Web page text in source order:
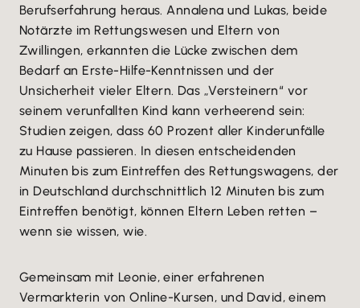
Berufserfahrung heraus. Annalena und Lukas, beide
Notärzte im Rettungswesen und Eltern von
Zwillingen, erkannten die Lücke zwischen dem
Bedarf an Erste-Hilfe-Kenntnissen und der
Unsicherheit vieler Eltern. Das „Versteinern“ vor
seinem verunfallten Kind kann verheerend sein:
Studien zeigen, dass 60 Prozent aller Kinderunfälle
zu Hause passieren. In diesen entscheidenden
Minuten bis zum Eintreffen des Rettungswagens, der
in Deutschland durchschnittlich 12 Minuten bis zum
Eintreffen benötigt, können Eltern Leben retten –
wenn sie wissen, wie.
Gemeinsam mit Leonie, einer erfahrenen
Vermarkterin von Online-Kursen, und David, einem